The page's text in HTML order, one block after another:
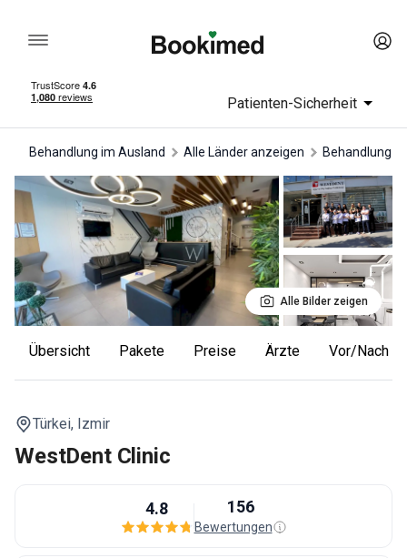
Patienten-Sicherheit
Behandlung im Ausland Alle Länder anzeigen Behandlung
Alle Bilder zeigen
Übersicht Pakete Preise Ärzte Vor/Nach
Türkei, Izmir
WestDent Clinic
4.8 156
Bewertungen